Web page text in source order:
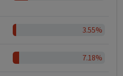
3.55%
7.18%